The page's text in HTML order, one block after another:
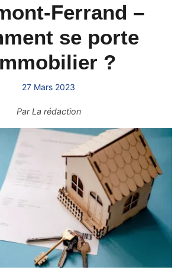
Ferrand –
se porte
?
27 Mars 2023
ParLa rédaction